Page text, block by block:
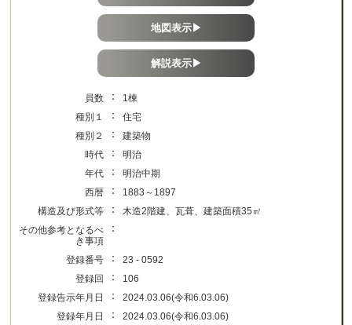
地図表示▶
解説表示▶
員数 ：
1棟
種別１
：
住宅
種別２
：
建築物
時代
：
明治
年代
：
明治中期
西暦
：
1883～1897
構造及び形式等
：
木造2階建、瓦葺、建築面積35㎡
その他参考となるべ
き事項
：
登録番号 ：
23 - 0592
登録回
：
106
登録告示年月日
：
2024.03.06(令和6.03.06)
登録年月日
：
2024.03.06(令和6.03.06)